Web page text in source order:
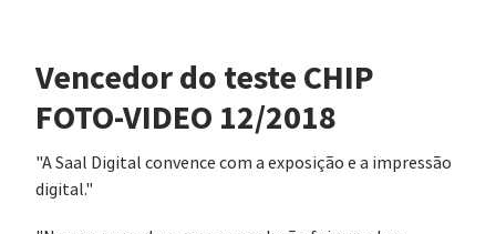
Vencedor do teste CHIP
FOTO-VIDEO 12/2018
"A Saal Digital convence com a exposição e a impressão
digital."